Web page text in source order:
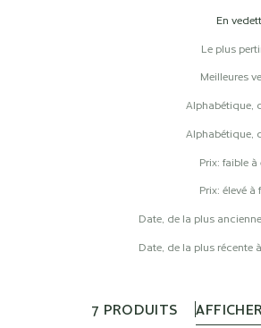
En
Le plus
Meilleures
Alphabétique,
Alphabétique,
Prix: faible à
Prix: élevé à
Date, de la plus
Date, de la plus récente
7 PRODUITS